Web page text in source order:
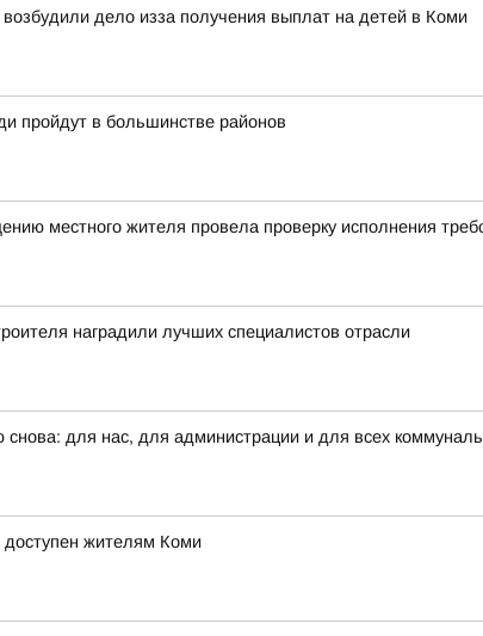
дело изза получения выплат на детей в Коми
пройдут в большинстве районов
местного жителя провела проверку исполнения
наградили лучших специалистов отрасли
для нас, для администрации и для всех
жителям Коми